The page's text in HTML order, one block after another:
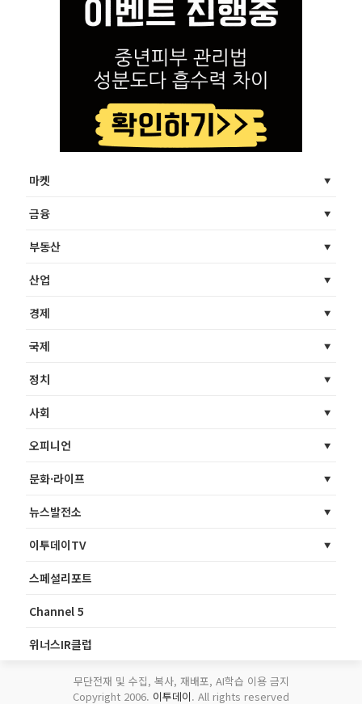
마켓
금융
부동산
산업
경제
국제
정치
사회
오피니언
문화·라이프
뉴스발전소
이투데이TV
스페셜리포트
Channel 5
위너스IR클럽
무단전재 및 수집, 복사, 재배포, AI학습 이용 금지
Copyright 2006. 이투데이. All rights reserved